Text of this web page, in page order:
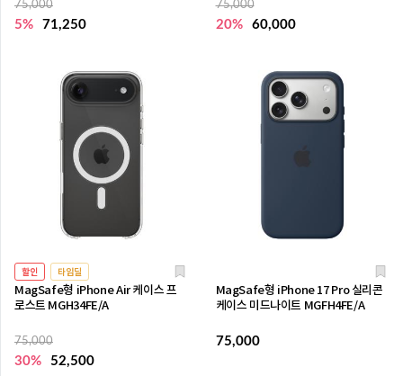
75,000
5% 71,250
75,000
20% 60,000
할인 타임딜
MagSafe형 iPhone Air 케이스 프
로스트 MGH34FE/A
75,000
30% 52,500
MagSafe형 iPhone 17 Pro 실리콘
케이스 미드나이트 MGFH4FE/A
75,000